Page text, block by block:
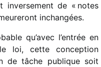
inver­se­ment de « notes
inchangées.
qu’avec l’entrée en
loi, cette concep­tion
de tâche publique soit